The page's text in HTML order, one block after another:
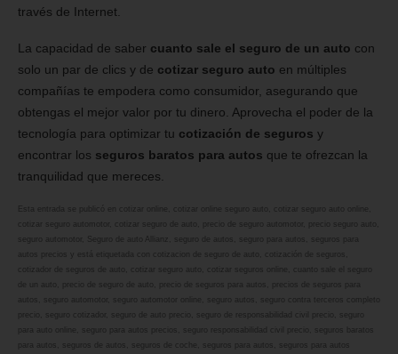
través de Internet.
La capacidad de saber cuanto sale el seguro de un auto con
solo un par de clics y de cotizar seguro auto en múltiples
compañías te empodera como consumidor, asegurando que
obtengas el mejor valor por tu dinero. Aprovecha el poder de la
tecnología para optimizar tu cotización de seguros y
encontrar los seguros baratos para autos que te ofrezcan la
tranquilidad que mereces.
cotizar online cotizar online seguro auto cotizar seguro auto online
cotizar seguro automotor
cotizar seguro de auto
Seguro de auto Allianz
cotizacion de seguro de auto cotización de seguros
cotizador de seguros de auto
cotizar seguro auto cotizar seguros online
seguro cotizador